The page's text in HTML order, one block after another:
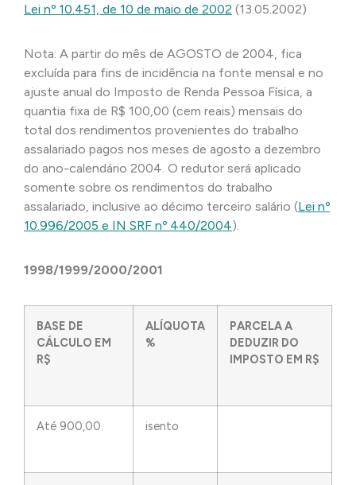
Lei nº 10.451, de 10 de maio de 2002 (13.05.2002)
Nota: A partir do mês de AGOSTO de 2004, fica
excluída para fins de incidência na fonte mensal e no
ajuste anual do Imposto de Renda Pessoa Física, a
quantia fixa de R$ 100,00 (cem reais) mensais do
total dos rendimentos provenientes do trabalho
assalariado pagos nos meses de agosto a dezembro
do ano-calendário 2004. O redutor será aplicado
somente sobre os rendimentos do trabalho
assalariado, inclusive ao décimo terceiro salário (Lei nº
10.996/2005 e IN SRF nº 440/2004).
1998/1999/2000/2001
BASE DE
CÁLCULO EM
R$
ALÍQUOTA
%
PARCELA A
DEDUZIR DO
IMPOSTO EM R$
Até 900,00 isento